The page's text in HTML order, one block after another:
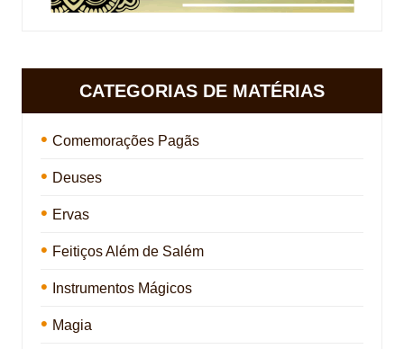
CATEGORIAS DE MATÉRIAS
Comemorações Pagãs
Deuses
Ervas
Feitiços Além de Salém
Instrumentos Mágicos
Magia